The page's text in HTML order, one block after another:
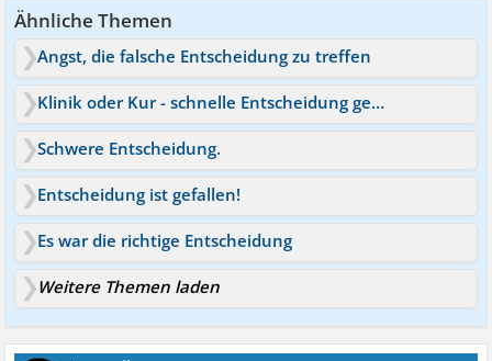
Ähnliche Themen
Angst, die falsche Entscheidung zu treffen
Klinik oder Kur - schnelle Entscheidung gesucht
Schwere Entscheidung.
Entscheidung ist gefallen!
Es war die richtige Entscheidung
Weitere Themen laden